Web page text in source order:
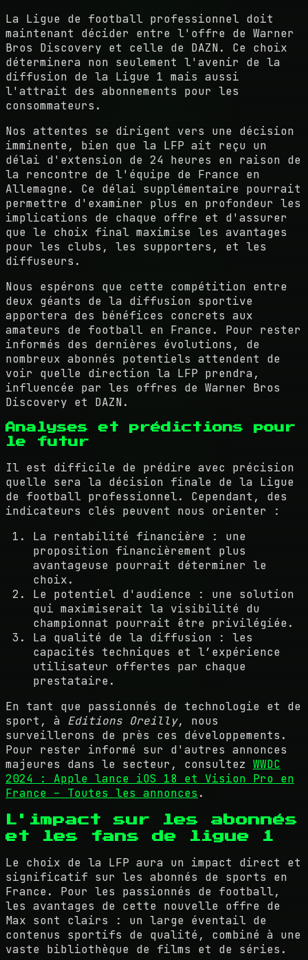
La Ligue de football professionnel doit
maintenant décider entre l'offre de Warner
Bros Discovery et celle de DAZN. Ce choix
déterminera non seulement l'avenir de la
diffusion de la Ligue 1 mais aussi
l'attrait des abonnements pour les
consommateurs.
Nos attentes se dirigent vers une décision
imminente, bien que la LFP ait reçu un
délai d'extension de 24 heures en raison de
la rencontre de l'équipe de France en
Allemagne. Ce délai supplémentaire pourrait
permettre d'examiner plus en profondeur les
implications de chaque offre et d'assurer
que le choix final maximise les avantages
pour les clubs, les supporters, et les
diffuseurs.
Nous espérons que cette compétition entre
deux géants de la diffusion sportive
apportera des bénéfices concrets aux
amateurs de football en France. Pour rester
informés des dernières évolutions, de
nombreux abonnés potentiels attendent de
voir quelle direction la LFP prendra,
influencée par les offres de Warner Bros
Discovery et DAZN.
Analyses et prédictions pour
le futur
Il est difficile de prédire avec précision
quelle sera la décision finale de la Ligue
de football professionnel. Cependant, des
indicateurs clés peuvent nous orienter :
La rentabilité financière : une
proposition financièrement plus
avantageuse pourrait déterminer le
choix.
Le potentiel d'audience : une solution
qui maximiserait la visibilité du
championnat pourrait être privilégiée.
La qualité de la diffusion : les
capacités techniques et l’expérience
utilisateur offertes par chaque
prestataire.
En tant que passionnés de technologie et de
sport, à Editions Oreilly, nous
surveillerons de près ces développements.
Pour rester informé sur d'autres annonces
majeures dans le secteur, consultez WWDC
2024 : Apple lance iOS 18 et Vision Pro en
France – Toutes les annonces .
L'impact sur les abonnés
et les fans de ligue 1
Le choix de la LFP aura un impact direct et
significatif sur les abonnés de sports en
France. Pour les passionnés de football,
les avantages de cette nouvelle offre de
Max sont clairs : un large éventail de
contenus sportifs de qualité, combiné à une
vaste bibliothèque de films et de séries.